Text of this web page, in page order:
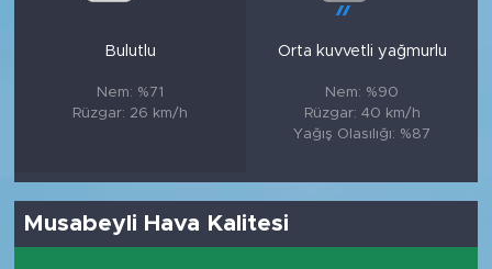
Bulutlu
Nem: %71
Rüzgar: 26 km/h
Orta kuvvetli yağmurlu
Nem: %90
Rüzgar: 40 km/h
Yağış Olasılığı: %87
Musabeyli Hava Kalitesi